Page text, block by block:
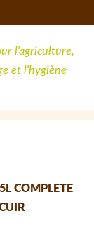
l'agriculture,
et l'hygiène
COMPLETE